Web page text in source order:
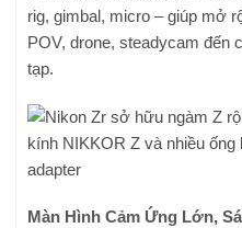
rig, gimbal, micro – giúp mở
POV, drone, steadycam đến
tạp.
Màn Hình Cảm Ứng Lớn,